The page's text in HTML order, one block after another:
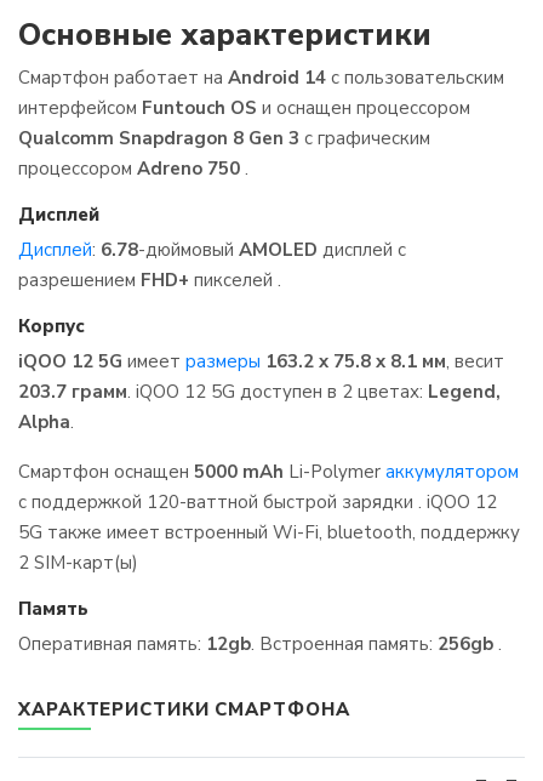
Основные характеристики
Смартфон работает на Android 14 c пользовательским
интерфейсом Funtouch OS и оснащен процессором
Qualcomm Snapdragon 8 Gen 3 с графическим
процессором Adreno 750 .
Дисплей
Дисплей: 6.78-дюймовый AMOLED дисплей с
разрешением FHD+ пикселей .
Корпус
iQOO 12 5G имеет размеры 163.2 x 75.8 x 8.1 мм, весит
203.7 грамм. iQOO 12 5G доступен в 2 цветах: Legend,
Alpha.
Смартфон оснащен 5000 mAh Li-Polymer аккумулятором
с поддержкой 120-ваттной быстрой зарядки . iQOO 12
5G также имеет встроенный Wi-Fi, bluetooth, поддержку
2 SIM-карт(ы)
Память
Оперативная память: 12gb. Встроенная память: 256gb .
ХАРАКТЕРИСТИКИ СМАРТФОНА